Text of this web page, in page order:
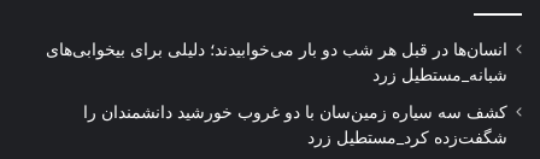
انسان‌ها در قبل هر شب دو بار می‌خوابیدند؛ دلیلی برای بیخوابی‌های
شبانه_مستطیل زرد
کشف سه سیاره زمین‌سان با دو غروب خورشید دانشمندان را
شگفت‌زده کرد_مستطیل زرد